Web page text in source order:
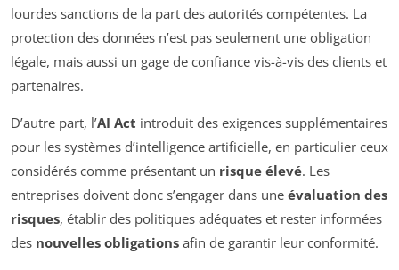
lourdes sanctions de la part des autorités compétentes. La
protection des données n’est pas seulement une obligation
légale, mais aussi un gage de confiance vis-à-vis des clients et
partenaires.
D’autre part, l’AI Act introduit des exigences supplémentaires
pour les systèmes d’intelligence artificielle, en particulier ceux
considérés comme présentant un risque élevé. Les
entreprises doivent donc s’engager dans une évaluation des
risques, établir des politiques adéquates et rester informées
des nouvelles obligations afin de garantir leur conformité.